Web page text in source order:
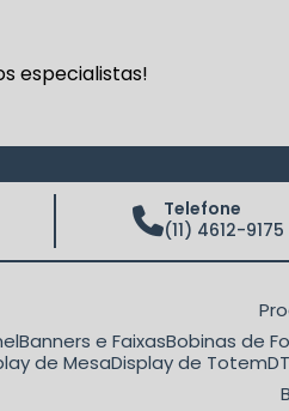
especialistas!
Telefone
(11) 4612-9175
Banners e Faixas Bobinas de
de Mesa Display de Totem